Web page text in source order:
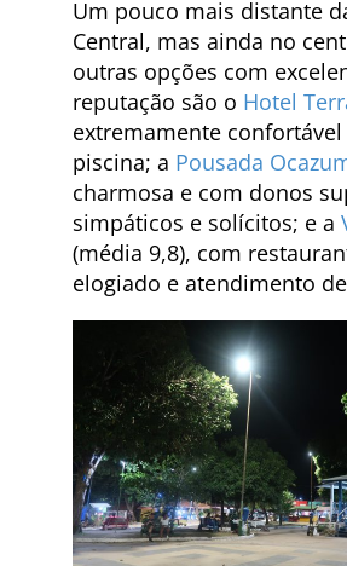
Um pouco mais distante
Central, mas ainda no
outras opções com
reputação são o Hotel
extremamente confortável
piscina; a Pousada
charmosa e com donos
simpáticos e solícitos; e a
(média 9,8), com
elogiado e atendimento